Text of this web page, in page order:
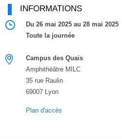
INFORMATIONS
Du 26 mai 2025 au 28 mai 2025
Toute la journée
Campus des Quais
Amphithéâtre MILC
35 rue Raulin
69007 Lyon
Plan d'accès